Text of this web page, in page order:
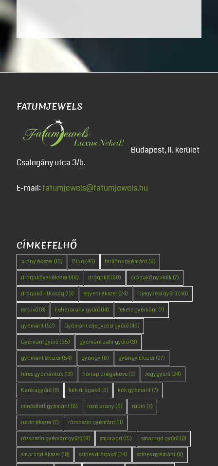
FATUMJEWELS
Budapest, II. kerület
Csalogány utca 3/b.
E-mail: fatumjewels@fatumjewels.hu
CÍMKEFELHŐ
arany ékszer(15) Blog (46) briliáns gyémánt (9)
drágaköves ékszer(49) drágakő(60) drágakő nyakék(7)
drágakő ritkaság (13) egyedi ékszer(24) Eljegyzési gyűrű(40)
esküvő(8) Fehérarany gyűrű(14) fekete gyémánt (7)
gyémánt (52) Gyémánt eljegyzési gyűrű(45)
Gyémántgyűrű(55) gyémánt zafír gyűrű(9)
gyémánt ékszer(54) gyöngy (6) gyöngy ékszer(27)
híres gyémántok(13) hónap drágaköve(9) Jegygyűrű(24)
Karikagyűrű(8) kék drágakő(6) kék gyémánt (7)
minősített gyémánt (6) rozé arany (6) rubin (7)
rubin ékszer(7) rózsaszín gyémánt (11)
rózsaszín gyémántgyűrű(9) smaragd (15) smaragd gyűrű(8)
smaragd ékszer(18) színes drágakő(34) színes gyémánt (11)